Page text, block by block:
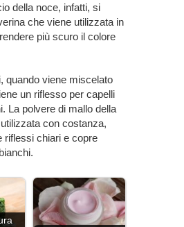
della noce, infatti, si
che viene utilizzata in
più scuro il colore
quando viene miscelato
un riflesso per capelli
La polvere di mallo della
con costanza,
riflessi chiari e copre